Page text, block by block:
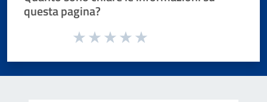
questa pagina?
Valuta da 1 a 5 stelle la pagina